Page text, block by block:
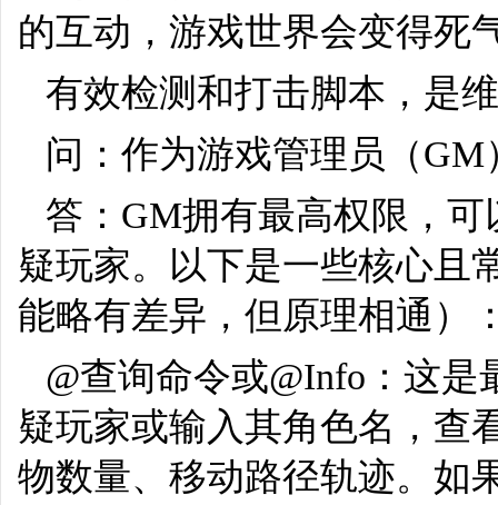
的互动，游戏世界会变得死
有效检测和打击脚本，是
问：作为游戏管理员（
答：GM拥有最高权限，
疑玩家。以下是一些核心且
能略有差异，但原理相通）
@查询命令或@Info：这
疑玩家或输入其角色名，查
物数量、移动路径轨迹。如